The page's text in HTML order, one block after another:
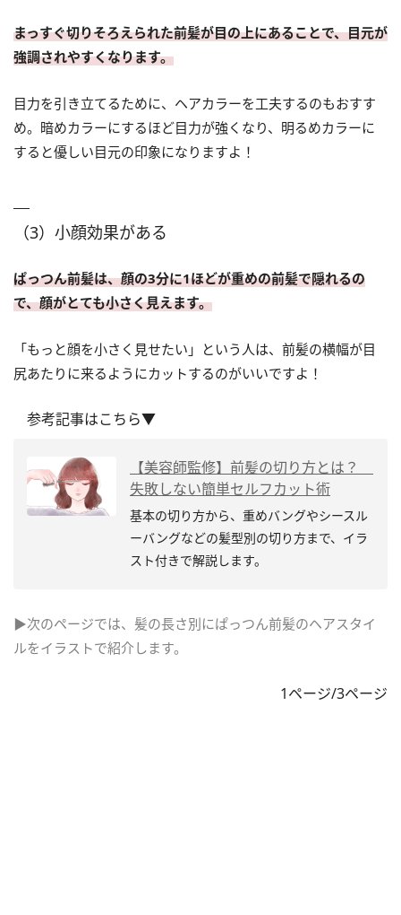
まっすぐ切りそろえられた前髪が目の上にあることで、目元が
強調されやすくなります。
目力を引き立てるために、ヘアカラーを工夫するのもおすす
め。暗めカラーにするほど目力が強くなり、明るめカラーに
すると優しい目元の印象になりますよ！
（3）小顔効果がある
ぱっつん前髪は、顔の3分に1ほどが重めの前髪で隠れるの
で、顔がとても小さく見えます。
「もっと顔を小さく見せたい」という人は、前髪の横幅が目
尻あたりに来るようにカットするのがいいですよ！
参考記事はこちら▼
【美容師監修】前髪の切り方とは？
失敗しない簡単セルフカット術
基本の切り方から、重めバングやシースル
ーバングなどの髪型別の切り方まで、イラ
スト付きで解説します。
▶次のページでは、髪の長さ別にぱっつん前髪のヘアスタイ
ルをイラストで紹介します。
1ページ/3ページ